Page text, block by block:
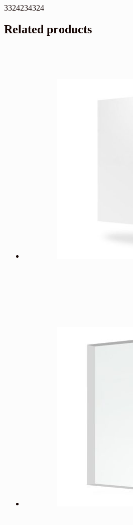
3324234324
Related products